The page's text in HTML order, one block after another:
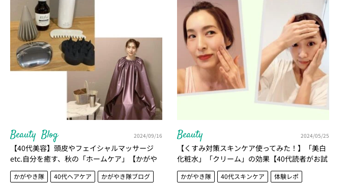
Beauty Blog 2024/09/16
【40代美容】頭皮やフェイシャルマッサージ
etc.自分を癒す、秋の「ホームケア」【かがや
き隊│北澤亜由美さん】
かがやき隊 40代ヘアケア かがやき隊ブログ
Beauty 2024/05/25
【くすみ対策スキンケア使ってみた！】「美白
化粧水」「クリーム」の効果【40代読者がお試
し】
かがやき隊 40代スキンケア
体験レポ